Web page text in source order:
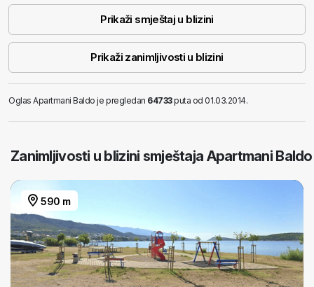
Prikaži smještaj u blizini
Prikaži zanimljivosti u blizini
Oglas Apartmani Baldo je pregledan 64733puta od 01.03.2014.
Zanimljivosti u blizini smještaja Apartmani Baldo
590 m